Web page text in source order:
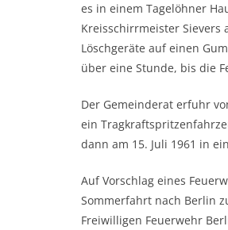
es in einem Tagelöhner
Kreisschirrmeister Sievers
Löschgeräte auf einen
über eine Stunde, bis die
Der Gemeinderat erfuhr
ein
dann am 15. Juli 1961 in
Auf Vorschlag eines
Sommerfahrt nach Berlin
Freiwilligen Feuerwehr